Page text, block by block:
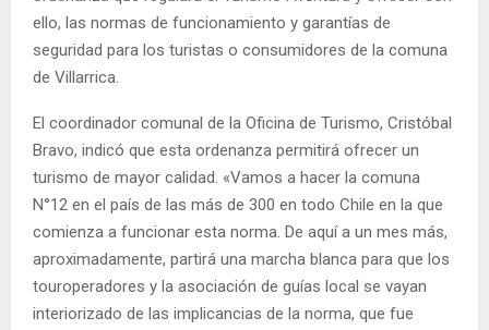
ello, las normas de funcionamiento y garantías de
seguridad para los turistas o consumidores de la comuna
de Villarrica.
El coordinador comunal de la Oficina de Turismo, Cristóbal
Bravo, indicó que esta ordenanza permitirá ofrecer un
turismo de mayor calidad. «Vamos a hacer la comuna
N°12 en el país de las más de 300 en todo Chile en la que
comienza a funcionar esta norma. De aquí a un mes más,
aproximadamente, partirá una marcha blanca para que los
touroperadores y la asociación de guías local se vayan
interiorizado de las implicancias de la norma, que fue